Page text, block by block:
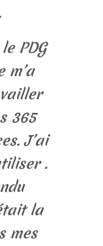
PDG
m’a
365
J’ai
.
la
mes